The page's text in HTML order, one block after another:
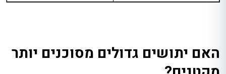
האם יתושים גדולים מסוכנים יותר